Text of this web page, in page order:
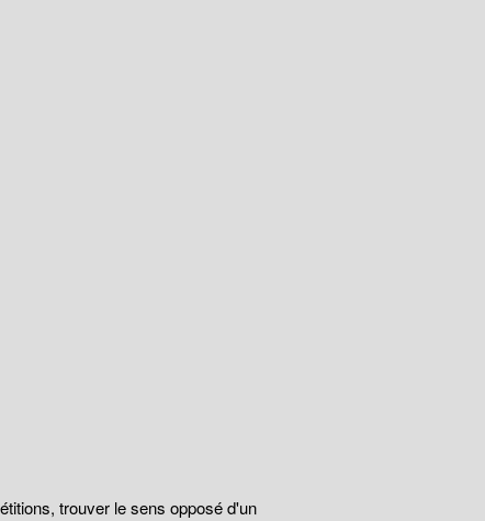
trouver le sens opposé d'un